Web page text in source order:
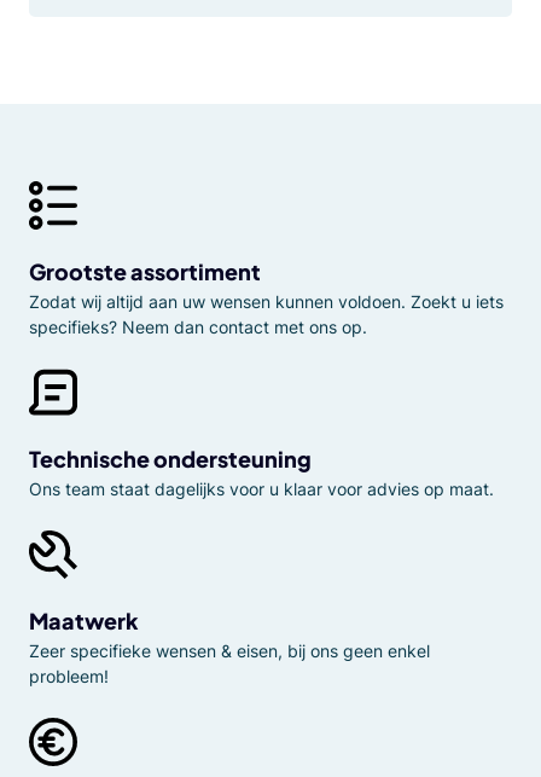
Grootste assortiment
Zodat wij altijd aan uw wensen kunnen voldoen. Zoekt u iets
specifieks? Neem dan contact met ons op.
Technische ondersteuning
Ons team staat dagelijks voor u klaar voor advies op maat.
Maatwerk
Zeer specifieke wensen & eisen, bij ons geen enkel
probleem!